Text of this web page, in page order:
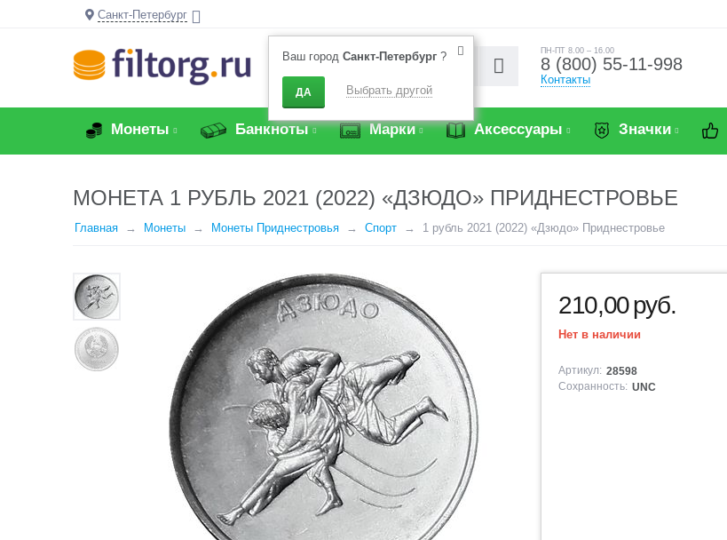
Санкт-Петербург
Ваш город Санкт-Петербург ?
ДА Выбрать другой
ПН-ПТ 8.00 – 16.00
8 (800) 55-11-998
Контакты
Монеты Банкноты Марки Аксессуары Значки
МОНЕТА 1 РУБЛЬ 2021 (2022) «ДЗЮДО» ПРИДНЕСТРОВЬЕ
Главная Монеты Монеты Приднестровья Спорт 1 рубль 2021 (2022) «Дзюдо» Приднестровье
210,00руб.
Нет в наличии
Артикул: 28598
Сохранность: UNC